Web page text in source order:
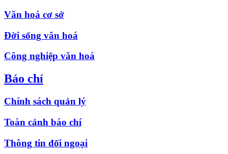
Văn hoá cơ sở
Đời sống văn hoá
Công nghiệp văn hoá
Báo chí
Chính sách quản lý
Toàn cảnh báo chí
Thông tin đối ngoại